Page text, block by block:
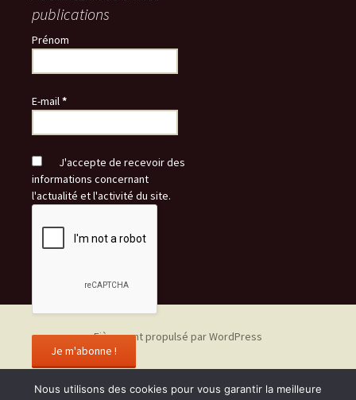
publications
Prénom
E-mail*
J'accepte de recevoir des
informations concernant
l'actualité et l'activité du site.
Fièrement propulsé par WordPress
Nous utilisons des cookies pour vous garantir la meilleure